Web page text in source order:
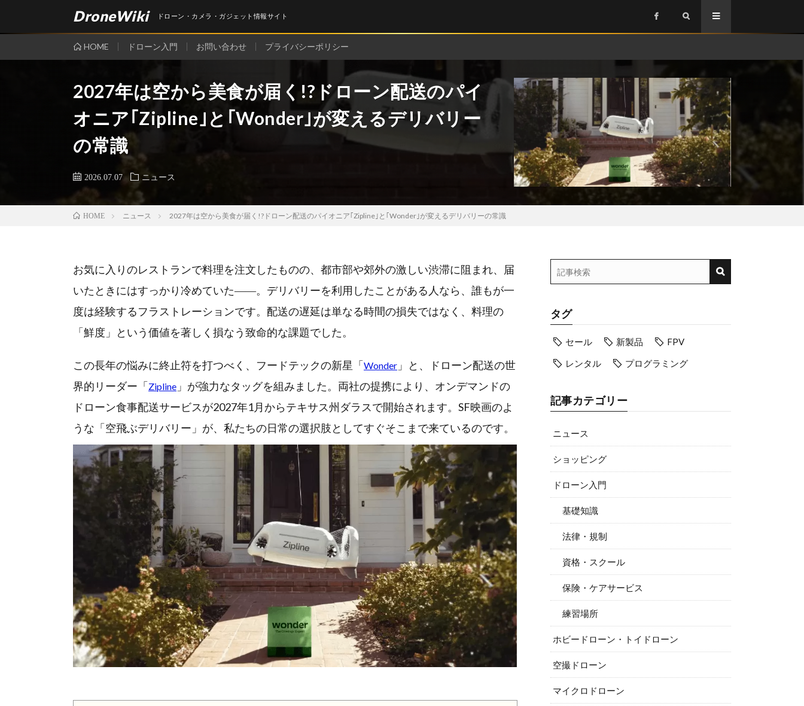
DroneWiki ドローン・カメラ・ガジェット情報サイト
HOME ドローン入門 お問い合わせ プライバシーポリシー
2027年は空から美食が届く!?ドローン配送のパイ
オニア｢Zipline｣と｢Wonder｣が変えるデリバリー
の常識
2026.07.07 ニュース
HOME ニュース 2027年は空から美食が届く!?ドローン配送のパイオニア｢Zipline｣と｢Wonder｣が変えるデリバリーの常識
お気に入りのレストランで料理を注文したものの、都市部や郊外の激しい渋滞に阻まれ、届
いたときにはすっかり冷めていた――。デリバリーを利用したことがある人なら、誰もが一
度は経験するフラストレーションです。配送の遅延は単なる時間の損失ではなく、料理の
「鮮度」という価値を著しく損なう致命的な課題でした。
この長年の悩みに終止符を打つべく、フードテックの新星「Wonder 」と、ドローン配送の世
界的リーダー「Zipline 」が強力なタッグを組みました。両社の提携により、オンデマンドの
ドローン食事配送サービスが2027年1月からテキサス州ダラスで開始されます。SF映画のよ
うな「空飛ぶデリバリー」が、私たちの日常の選択肢としてすぐそこまで来ているのです。
タグ
セール 新製品
FPV
レンタル
プログラミング
記事カテゴリー
ニュース
ショッピング
ドローン入門
基礎知識
法律・規制
資格・スクール
保険・ケアサービス
練習場所
ホビードローン・トイドローン
空撮ドローン
マイクロドローン